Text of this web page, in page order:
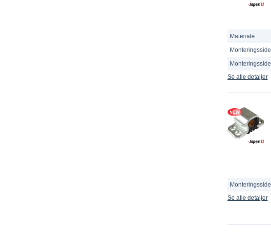
Materiale
Monteringsside
Monteringsside
Se alle detaljer
Monteringsside
Se alle detaljer